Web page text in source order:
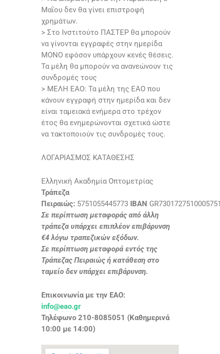
Μαΐου δεν θα γίνει επιστροφή
χρημάτων.
> Στο Ινστιτούτο ΠΑΣΤΕΡ θα μπορούν
να γίνονται εγγραφές στην ημερίδα
ΜΟΝΟ εφόσον υπάρχουν κενές θέσεις.
Τα μέλη θα μπορούν να ανανεώνουν τις
συνδρομές τους
> ΜΕΛΗ ΕΑΟ: Τα μέλη της ΕΑΟ που
κάνουν εγγραφή στην ημερίδα και δεν
είναι ταμειακά ενήμερα στο τρέχον
έτος θα ενημερώνονται σχετικά ώστε
να τακτοποιούν τις συνδρομές τους.
ΛΟΓΑΡΙΑΣΜΟΣ ΚΑΤΑΘΕΣΗΣ
Ελληνική Ακαδημία Οπτομετρίας
Τράπεζα
Πειραιώς: 5751055445773 ΙΒΑΝ
Σε περίπτωση μεταφοράς από άλλη
τράπεζα υπάρχει επιπλέον επιβάρυνση
€4 λόγω τραπεζικών εξόδων.
Σε περίπτωση μεταφορά εντός της
Τράπεζας Πειραιώς ή κατάθεση στο
ταμείο δεν υπάρχει επιβάρυνση.
Επικοινωνία με την ΕΑΟ:
info@eao.gr
Τηλέφωνο 210-8085051 (Καθημερινά
10:00 με 14:00)